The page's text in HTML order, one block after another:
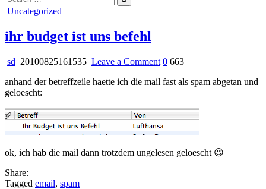
for:
Posted
Uncategorized
ihr budget ist uns befehl
sd 20100825161535 Leave a Commenton
budget
0 663
anhand der betreffzeile haette ich die mail fast als spam abgetan und
geloescht:
ok, ich hab die mail dann trotzdem ungelesen geloescht 😉
Share:
Tagged email, spam